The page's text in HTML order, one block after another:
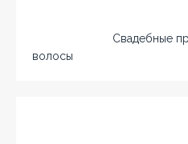
Свадебные
волосы